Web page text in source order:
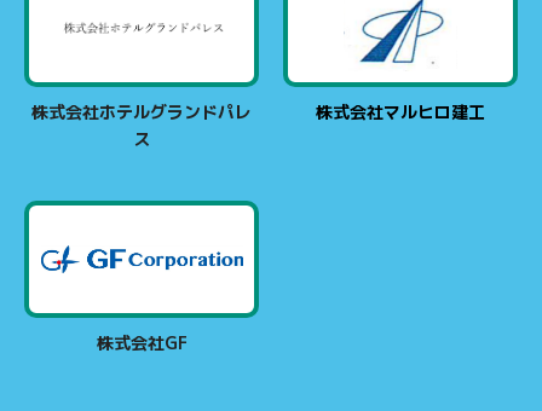
株式会社ホテルグランドパレ
ス
株式会社マルヒロ建工
株式会社GF